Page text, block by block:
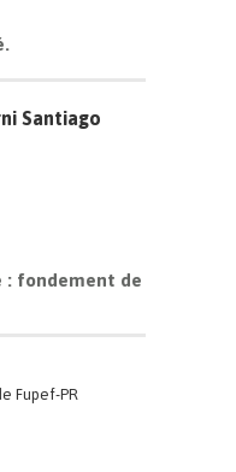
Santiago
: fondement de
Fupef-PR